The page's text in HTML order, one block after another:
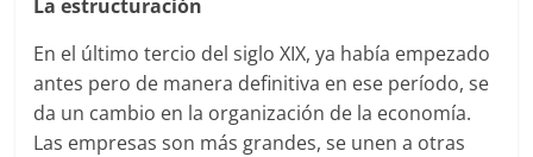
La estructuración
En el último tercio del siglo XIX, ya había empezado
antes pero de manera definitiva en ese período, se
da un cambio en la organización de la economía.
Las empresas son más grandes, se unen a otras